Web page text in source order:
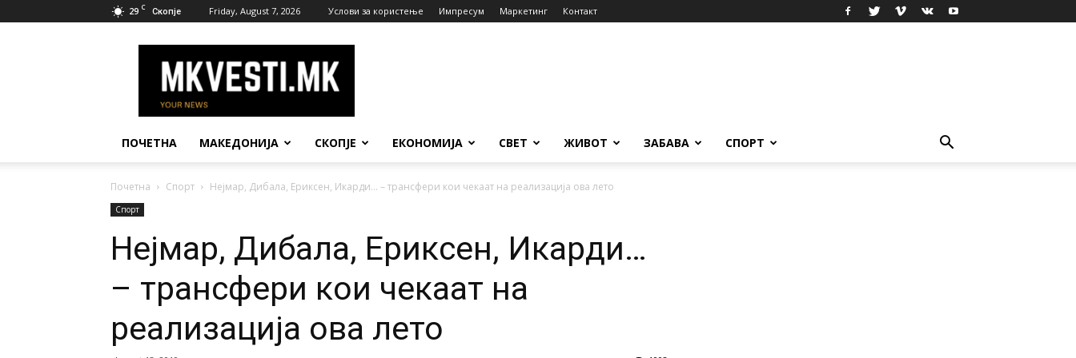
29 C Скопје Friday, August 7, 2026 Услови за користење Импресум Маркетинг Контакт
Вести
ПОЧЕТНА МАКЕДОНИЈА СКОПЈЕ ЕКОНОМИЈА СВЕТ ЖИВОТ ЗАБАВА СПОРТ
Почетна Спорт Нејмар, Дибала, Ериксен, Икарди… – трансфери кои чекаат на реализација ова лето
Спорт
Нејмар, Дибала, Ериксен, Икарди…
– трансфери кои чекаат на
реализација ова лето